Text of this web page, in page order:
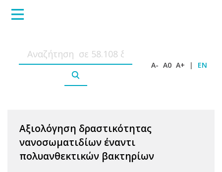
A- A0 A+ | EN
Αξιολόγηση δραστικότητας
νανοσωματιδίων έναντι
πολυανθεκτικών βακτηρίων